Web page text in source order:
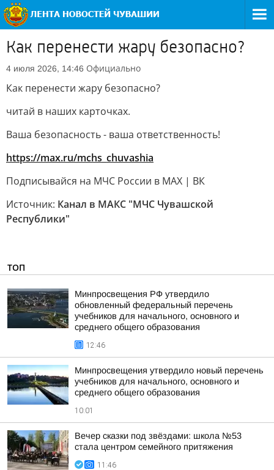
Как перенести жару безопасно?
4 июля 2026, 14:46 Официально
Как перенести жару безопасно?
читай в наших карточках.
Ваша безопасность - ваша ответственность!
https://max.ru/mchs_chuvashia
Подписывайся на МЧС России в MAX | ВК
Источник: Канал в МАКС "МЧС Чувашской
Республики"
ТОП
Минпросвещения РФ утвердило
обновленный федеральный перечень
учебников для начального, основного и
среднего общего образования
12:46
Минпросвещения утвердило новый перечень
учебников для начального, основного и
среднего общего образования
10:01
Вечер сказки под звёздами: школа №53
стала центром семейного притяжения
11:46